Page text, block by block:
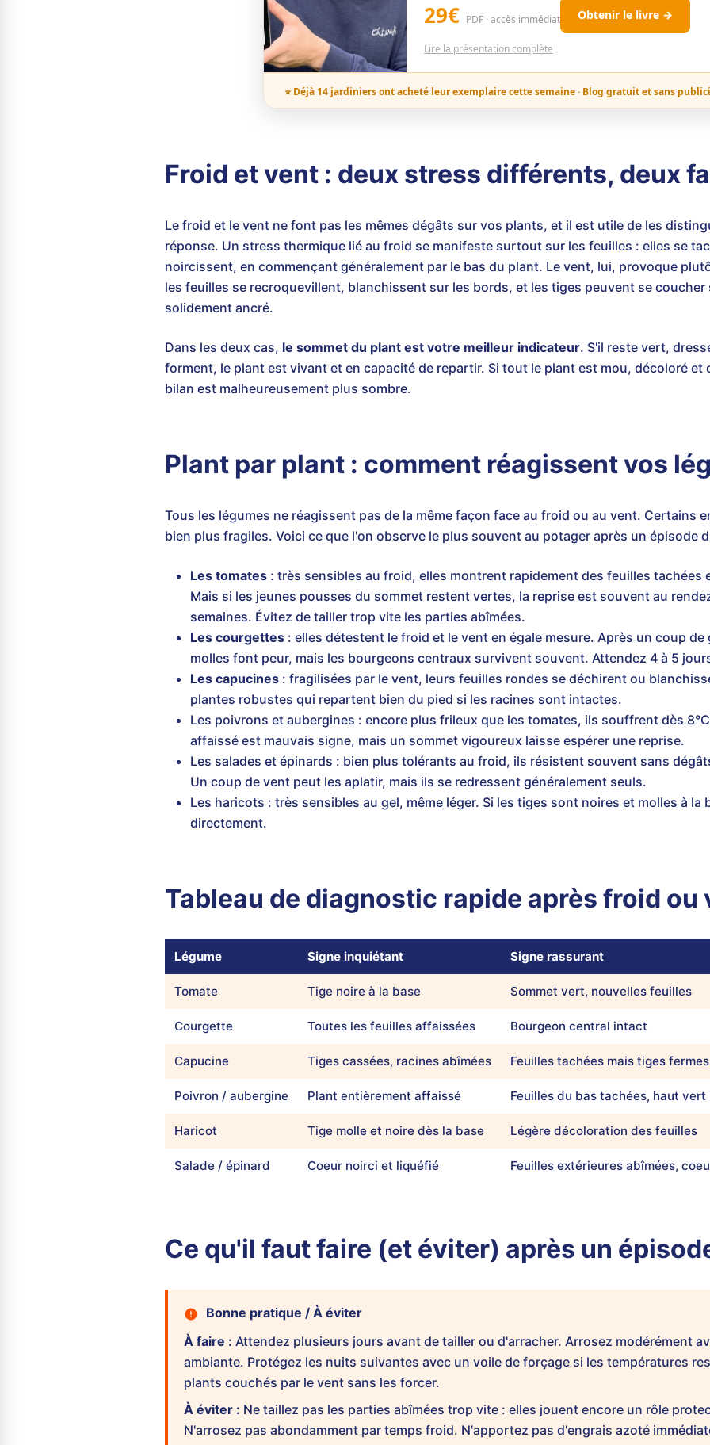
29€ PDF · accès immédiat Obtenir le livre →
Lire la présentation complète
⭐ Déjà 14 jardiniers ont acheté leur exemplaire cette semaine · Blog gratuit et sans
Froid et vent : deux stress différents, deux
Le froid et le vent ne font pas les mêmes dégâts sur vos plants, et il est utile de les
réponse. Un stress thermique lié au froid se manifeste surtout sur les feuilles : elles se
noircissent, en commençant généralement par le bas du plant. Le vent, lui, provoque
les feuilles se recroquevillent, blanchissent sur les bords, et les tiges peuvent se coucher
solidement ancré.
Dans les deux cas, le sommet du plant est votre meilleur indicateur. S'il reste vert,
forment, le plant est vivant et en capacité de repartir. Si tout le plant est mou, décoloré et
bilan est malheureusement plus sombre.
Plant par plant : comment réagissent vos
Tous les légumes ne réagissent pas de la même façon face au froid ou au vent. Certains
bien plus fragiles. Voici ce que l'on observe le plus souvent au potager après un épisode
Les tomates : très sensibles au froid, elles montrent rapidement des feuilles tachées
Mais si les jeunes pousses du sommet restent vertes, la reprise est souvent au
semaines. Évitez de tailler trop vite les parties abîmées.
Les courgettes : elles détestent le froid et le vent en égale mesure. Après un coup
molles font peur, mais les bourgeons centraux survivent souvent. Attendez 4 à 5
Les capucines : fragilisées par le vent, leurs feuilles rondes se déchirent ou
plantes robustes qui repartent bien du pied si les racines sont intactes.
Les poivrons et aubergines : encore plus frileux que les tomates, ils souffrent dès
affaissé est mauvais signe, mais un sommet vigoureux laisse espérer une reprise.
Les salades et épinards : bien plus tolérants au froid, ils résistent souvent sans
Un coup de vent peut les aplatir, mais ils se redressent généralement seuls.
Les haricots : très sensibles au gel, même léger. Si les tiges sont noires et molles à la
directement.
Tableau de diagnostic rapide après froid ou
Légume Signe inquiétant Signe rassurant
Tomate Tige noire à la base Sommet vert, nouvelles feuilles
Courgette Toutes les feuilles affaissées Bourgeon central intact
Capucine Tiges cassées, racines abîmées Feuilles tachées mais tiges fermes
Poivron / aubergine Plant entièrement affaissé Feuilles du bas tachées, haut vert
Haricot Tige molle et noire dès la base Légère décoloration des feuilles
Salade / épinard Coeur noirci et liquéfié Feuilles extérieures abîmées,
Ce qu'il faut faire (et éviter) après un
Bonne pratique / À éviter
À faire : Attendez plusieurs jours avant de tailler ou d'arracher. Arrosez modérément
ambiante. Protégez les nuits suivantes avec un voile de forçage si les températures
plants couchés par le vent sans les forcer.
À éviter : Ne taillez pas les parties abîmées trop vite : elles jouent encore un rôle
N'arrosez pas abondamment par temps froid. N'apportez pas d'engrais azoté